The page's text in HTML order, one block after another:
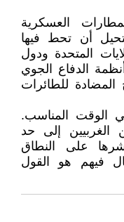
العسكرية
أن تحط فيها
المتحدة ودول
الدفاع الجوي
للطائرات
الوقت المناسب.
الغربيين إلى حد
على النطاق
فيهم هو القول